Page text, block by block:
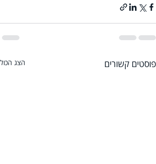
פוסטים קשורים הצג הכול